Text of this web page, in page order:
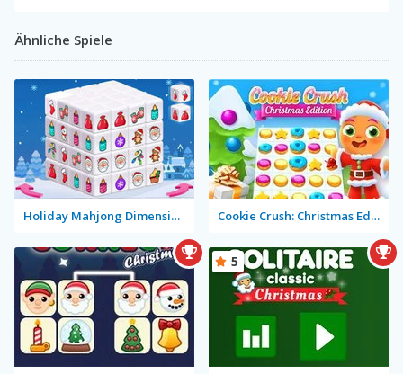
Ähnliche Spiele
Holiday Mahjong Dimensions Cookie Crush: Christmas Edition
5